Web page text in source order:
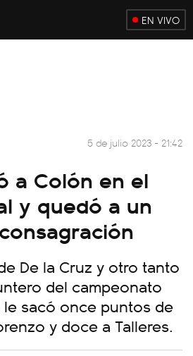
EN VIVO
5 de julio 2023 - 21:42
a Colón en el
y quedó a un
De la Cruz y otro tanto
del campeonato
le sacó once puntos de
y doce a Talleres.